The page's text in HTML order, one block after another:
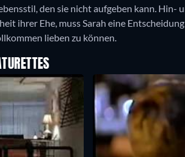
den sie nicht aufgeben kann. Hin-
ihrer Ehe, muss Sarah eine